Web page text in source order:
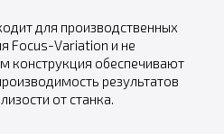
для производственных
Focus-Variation и не
конструкция обеспечивают
результатов
от станка.